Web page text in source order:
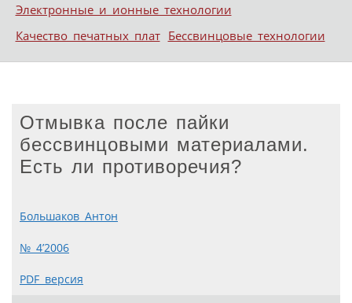
Электронные и ионные технологии
Качество печатных плат Бессвинцовые технологии
Отмывка после пайки
бессвинцовыми материалами.
Есть ли противоречия?
Большаков Антон
№ 4’2006
PDF версия